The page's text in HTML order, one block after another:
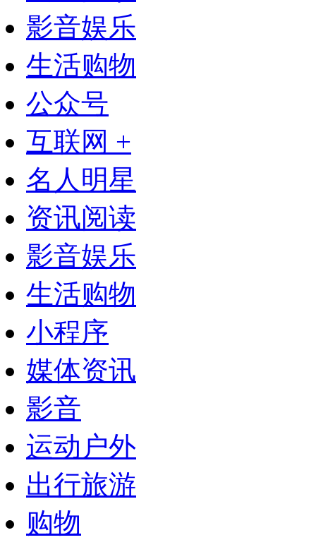
影音娱乐
生活购物
公众号
互联网 +
名人明星
资讯阅读
影音娱乐
生活购物
小程序
媒体资讯
影音
运动户外
出行旅游
购物